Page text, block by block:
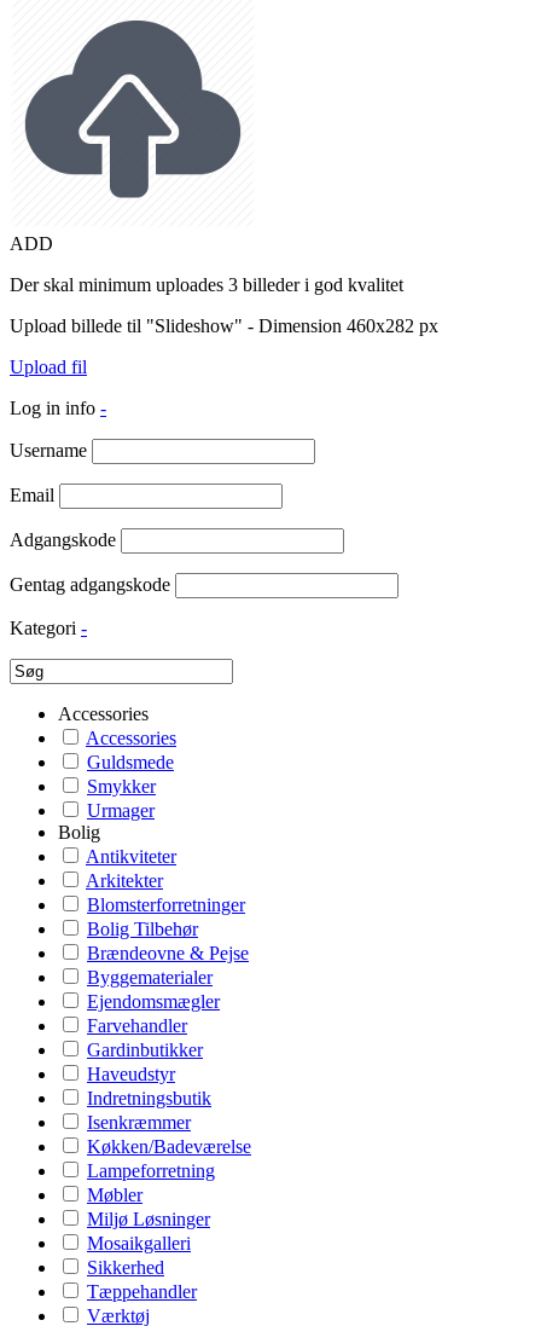
ADD
Der skal minimum uploades 3 billeder i god kvalitet
Upload billede til "Slideshow" - Dimension 460x282 px
Upload fil
Log in info -
Username
Email
Adgangskode
Gentag adgangskode
Kategori -
Accessories
Accessories
Guldsmede
Smykker
Urmager
Bolig
Antikviteter
Arkitekter
Blomsterforretninger
Bolig Tilbehør
Brændeovne & Pejse
Byggematerialer
Ejendomsmægler
Farvehandler
Gardinbutikker
Haveudstyr
Indretningsbutik
Isenkræmmer
Køkken/Badeværelse
Lampeforretning
Møbler
Miljø Løsninger
Mosaikgalleri
Sikkerhed
Tæppehandler
Værktøj